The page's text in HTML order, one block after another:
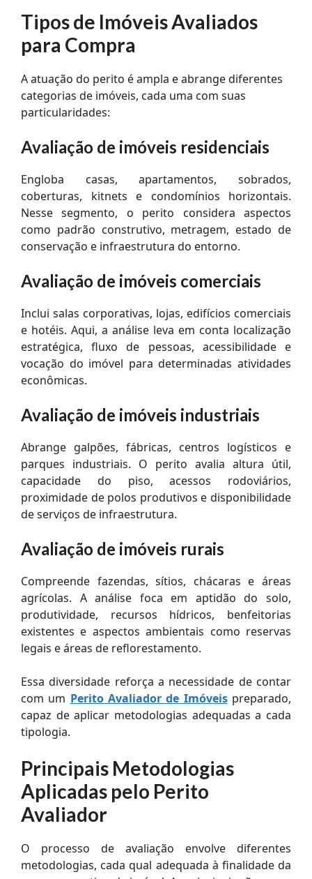
Tipos de Imóveis Avaliados
para Compra
A atuação do perito é ampla e abrange diferentes
categorias de imóveis, cada uma com suas
particularidades:
Avaliação de imóveis residenciais
Engloba casas, apartamentos, sobrados,
coberturas, kitnets e condomínios horizontais.
Nesse segmento, o perito considera aspectos
como padrão construtivo, metragem, estado de
conservação e infraestrutura do entorno.
Avaliação de imóveis comerciais
Inclui salas corporativas, lojas, edifícios comerciais
e hotéis. Aqui, a análise leva em conta localização
estratégica, fluxo de pessoas, acessibilidade e
vocação do imóvel para determinadas atividades
econômicas.
Avaliação de imóveis industriais
Abrange galpões, fábricas, centros logísticos e
parques industriais. O perito avalia altura útil,
capacidade do piso, acessos rodoviários,
proximidade de polos produtivos e disponibilidade
de serviços de infraestrutura.
Avaliação de imóveis rurais
Compreende fazendas, sítios, chácaras e áreas
agrícolas. A análise foca em aptidão do solo,
produtividade, recursos hídricos, benfeitorias
existentes e aspectos ambientais como reservas
legais e áreas de reflorestamento.
Essa diversidade reforça a necessidade de contar
com um Perito Avaliador de Imóveispreparado,
capaz de aplicar metodologias adequadas a cada
tipologia.
Principais Metodologias
Aplicadas pelo Perito
Avaliador
O processo de avaliação envolve diferentes
metodologias, cada qual adequada à finalidade da